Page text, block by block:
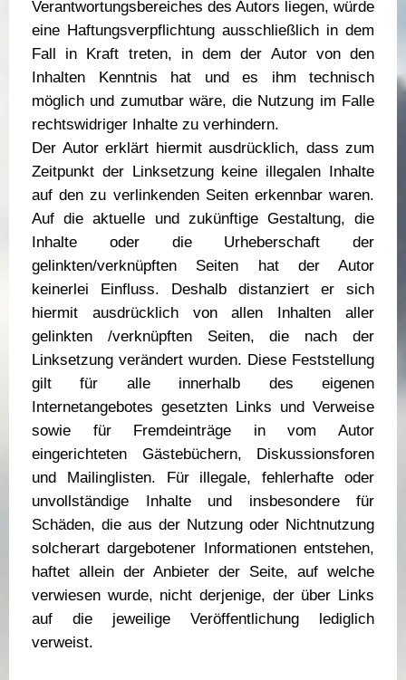
Verantwortungsbereiches des Autors liegen, würde
eine Haftungsverpflichtung ausschließlich in dem
Fall in Kraft treten, in dem der Autor von den
Inhalten Kenntnis hat und es ihm technisch
möglich und zumutbar wäre, die Nutzung im Falle
rechtswidriger Inhalte zu verhindern.
Der Autor erklärt hiermit ausdrücklich, dass zum
Zeitpunkt der Linksetzung keine illegalen Inhalte
auf den zu verlinkenden Seiten erkennbar waren.
Auf die aktuelle und zukünftige Gestaltung, die
Inhalte oder die Urheberschaft der
gelinkten/verknüpften Seiten hat der Autor
keinerlei Einfluss. Deshalb distanziert er sich
hiermit ausdrücklich von allen Inhalten aller
gelinkten /verknüpften Seiten, die nach der
Linksetzung verändert wurden. Diese Feststellung
gilt für alle innerhalb des eigenen
Internetangebotes gesetzten Links und Verweise
sowie für Fremdeinträge in vom Autor
eingerichteten Gästebüchern, Diskussionsforen
und Mailinglisten. Für illegale, fehlerhafte oder
unvollständige Inhalte und insbesondere für
Schäden, die aus der Nutzung oder Nichtnutzung
solcherart dargebotener Informationen entstehen,
haftet allein der Anbieter der Seite, auf welche
verwiesen wurde, nicht derjenige, der über Links
auf die jeweilige Veröffentlichung lediglich
verweist.